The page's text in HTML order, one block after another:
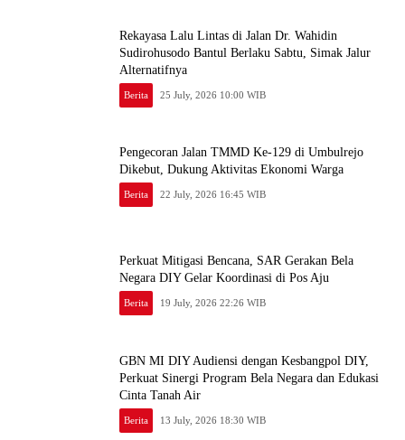
Rekayasa Lalu Lintas di Jalan Dr. Wahidin
Sudirohusodo Bantul Berlaku Sabtu, Simak Jalur
Alternatifnya
Berita 25 July, 2026 10:00 WIB
Pengecoran Jalan TMMD Ke-129 di Umbulrejo
Dikebut, Dukung Aktivitas Ekonomi Warga
Berita 22 July, 2026 16:45 WIB
Perkuat Mitigasi Bencana, SAR Gerakan Bela
Negara DIY Gelar Koordinasi di Pos Aju
Berita 19 July, 2026 22:26 WIB
GBN MI DIY Audiensi dengan Kesbangpol DIY,
Perkuat Sinergi Program Bela Negara dan Edukasi
Cinta Tanah Air
Berita 13 July, 2026 18:30 WIB